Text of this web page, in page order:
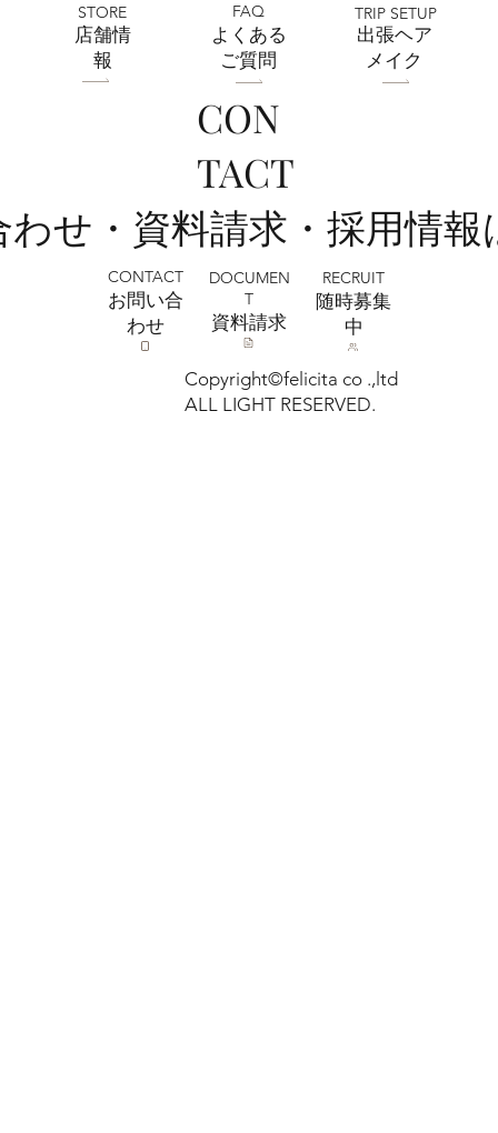
全店舗 ★ゴールデンウィークの営業に
Copyright©felicita co .,ltd
ALL LIGHT RESERVED.
CON
TACT
せ・資料請求・採用情
CONTACT
お問い合
わせ
DOCUMEN
T
​資料請求
RECRUIT
​随時募集
中
STORE
​店舗情
報
FAQ
よくある
ご質問
TRIP SETUP
出張ヘア
メイク